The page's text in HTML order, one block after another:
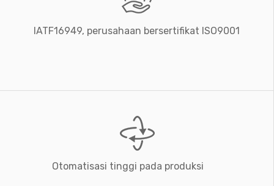
IATF16949, perusahaan bersertifikat ISO9001
Otomatisasi tinggi pada produksi